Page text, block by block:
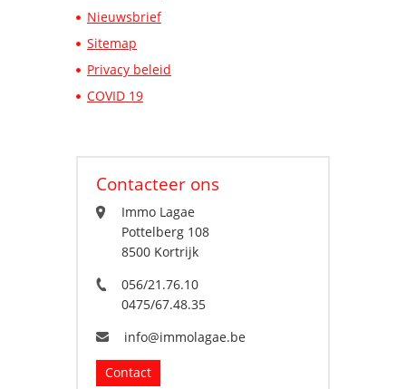
discrete verkoop
van uw vastgoed
100% privacy verzekerd
Nieuwsbrief
Sitemap
Privacy beleid
COVID 19
Contacteer ons
Immo Lagae
Pottelberg 108
8500 Kortrijk
056/21.76.10
0475/67.48.35
info@immolagae.be
Contact